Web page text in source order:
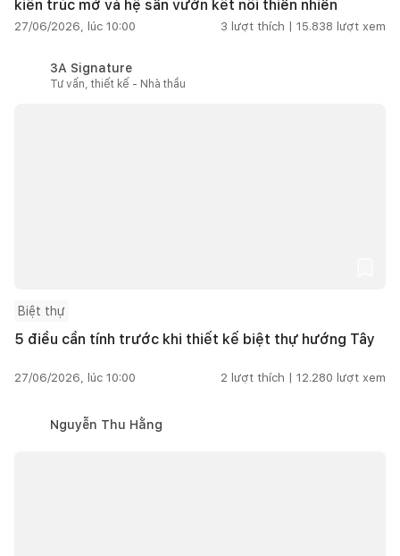
kiến trúc mở và hệ sân vườn kết nối thiên nhiên
27/06/2026, lúc 10:00 3 lượt thích | 15.838 lượt xem
3A Signature
Tư vấn, thiết kế - Nhà thầu
Biệt thự
5 điều cần tính trước khi thiết kế biệt thự hướng Tây
27/06/2026, lúc 10:00 2 lượt thích | 12.280 lượt xem
Nguyễn Thu Hằng